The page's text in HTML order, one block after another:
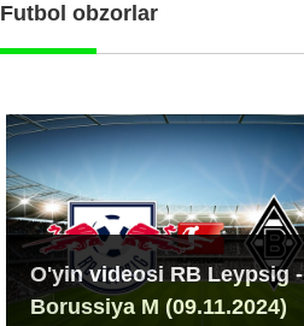
Futbol obzorlar
O'yin videosi RB Leypsig -
Borussiya M (09.11.2024)